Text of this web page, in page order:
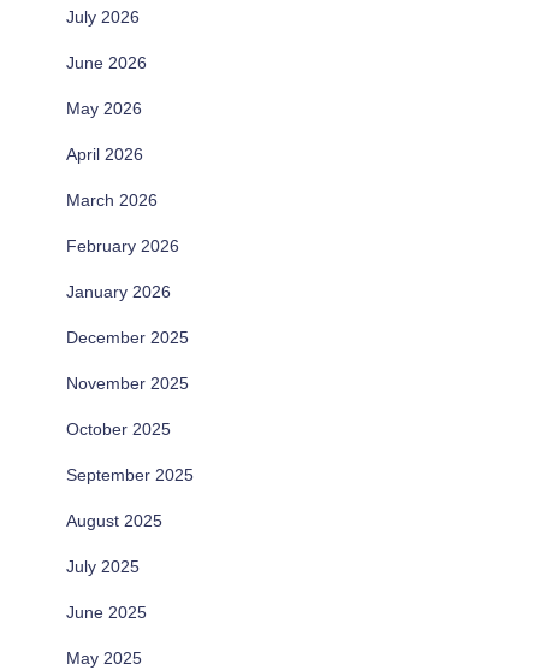
July 2026
June 2026
May 2026
April 2026
March 2026
February 2026
January 2026
December 2025
November 2025
October 2025
September 2025
August 2025
July 2025
June 2025
May 2025